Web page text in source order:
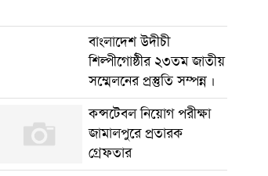
বাংলাদেশ উদীচী
শিল্পীগোষ্ঠীর ২৩তম জাতীয়
সম্মেলনের প্রস্তুতি সম্পন্ন ।
কন্সটেবল নিয়োগ পরীক্ষা
জামালপুরে প্রতারক
গ্রেফতার